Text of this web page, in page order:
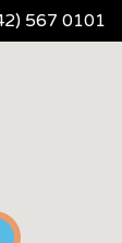
567 0101